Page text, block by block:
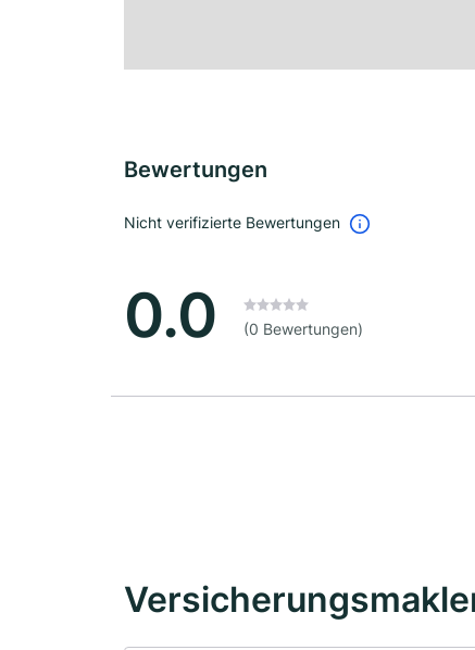
Bewertungen
Nicht verifizierte Bewertungen
0.0 (0 Bewertungen)